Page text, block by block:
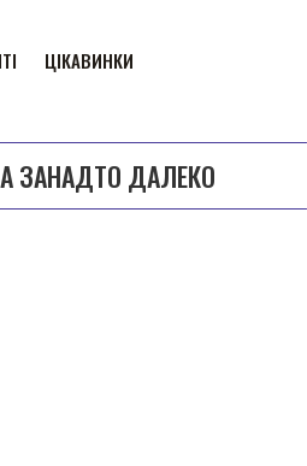
ЦІКАВИНКИ
ЗАНАДТО ДАЛЕКО